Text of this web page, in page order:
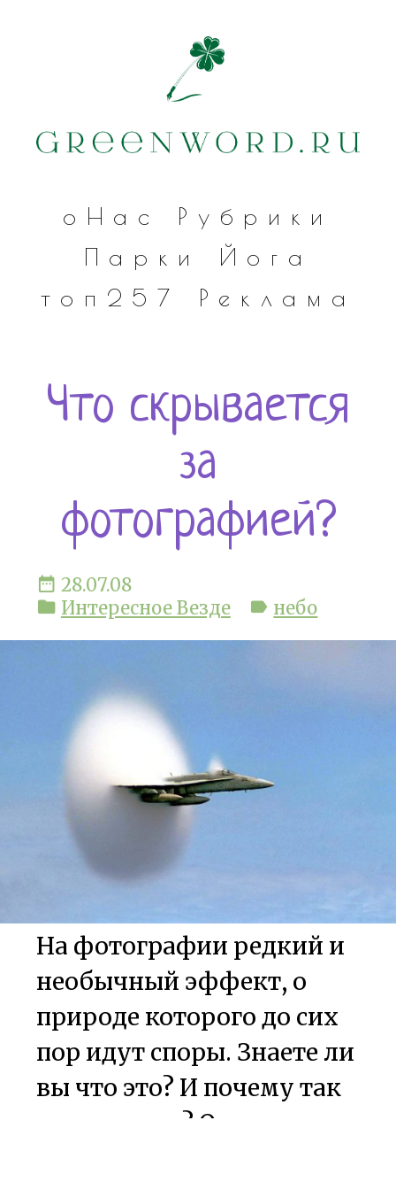
оНас
Рубрики
Парки
Йога
топ257
Реклама
Что скрывается
за
фотографией?
date_range 28.07.08
folder Интересное Везде label небо
На фотографии редкий и
необычный эффект, о
природе которого до сих
пор идут споры. Знаете ли
вы что это? И почему так
происходит? Ответы